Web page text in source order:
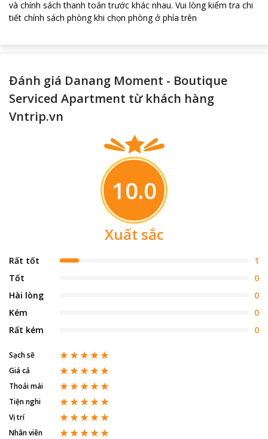
và chính sách thanh toán trước khác nhau. Vui lòng kiểm tra chi
tiết chính sách phòng khi chọn phòng ở phía trên
Đánh giá Danang Moment - Boutique
Serviced Apartment từ khách hàng
Vntrip.vn
10.0
Xuất sắc
Rất tốt
1
Tốt
0
Hài lòng
0
Kém
0
Rất kém
0
Sạch sẽ
Giá cả
Thoải mái
Tiện nghi
Vị trí
Nhân viên